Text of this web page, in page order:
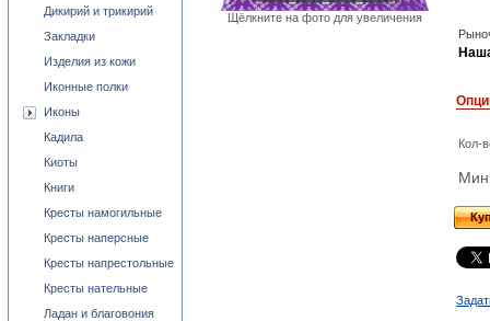
Щёлкните на фото для увеличения
Кол-
Дикирий и трикирий
Закладки
Изделия из кожи
Иконные полки
Иконы
Кадила
Киоты
Книги
Кресты намогильные
Кресты наперсные
Кресты напрестольные
Кресты нательные
Ладан и благовония